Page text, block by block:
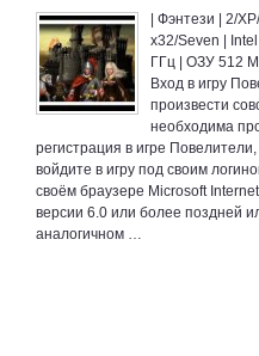
| Фэнтези | 2/
x32/Seven |
ГГц | ОЗУ 512
Вход в игру
произвести
необходима
регистрация в игре
войдите в игру под своим
своём браузере Microsoft
версии 6.0 или более поздней
аналогичном …